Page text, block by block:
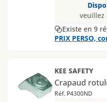
veuillez
Existe en 9
PRIX PERSO,
KEE SAFETY
Crapaud
Réf. P4300ND